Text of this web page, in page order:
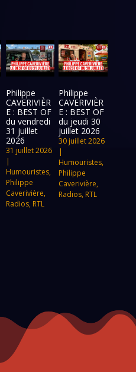
Philippe
CAVERIVIÈR
E : BEST OF
du vendredi
31 juillet
2026
31 juillet 2026
|
Humouristes,
Philippe
Caverivière,
Radios, RTL
Philippe
CAVERIVIÈR
E : BEST OF
du jeudi 30
juillet 2026
30 juillet 2026
|
Humouristes,
Philippe
Caverivière,
Radios, RTL